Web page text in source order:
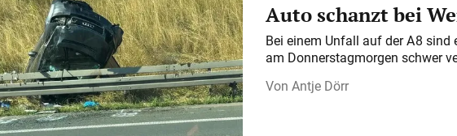
Auto schanzt bei
Bei einem Unfall auf der A 8
am Donnerstagmorgen schwer
Antje Dörr